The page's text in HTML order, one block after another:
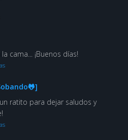
cama... ¡Buenos días!
ratito para dejar saludos y